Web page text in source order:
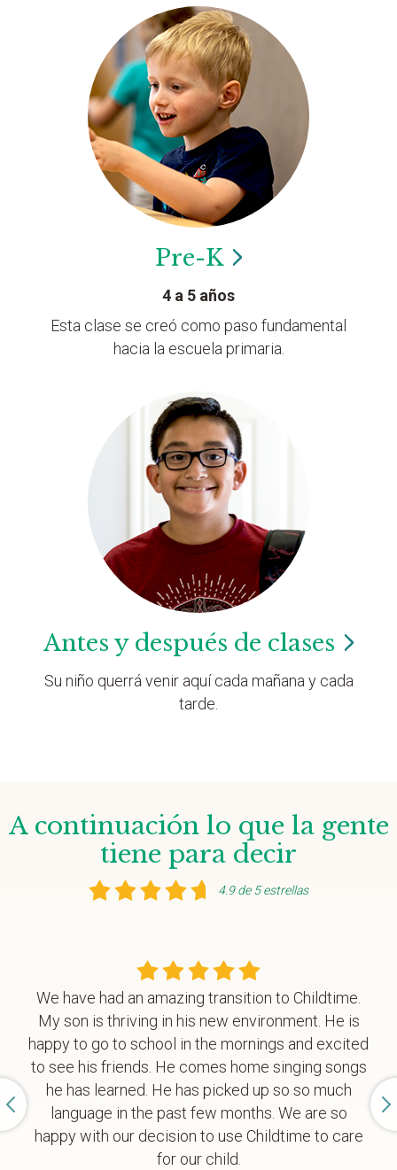
Pre-K
4 a 5 años
Esta clase se creó como paso fundamental
hacia la escuela primaria.
Antes y después de clases
Su niño querrá venir aquí cada mañana y cada
tarde.
A continuación lo que la gente
tiene para decir
4.9 de 5 estrellas
We have had an amazing transition to Childtime.
My son is thriving in his new environment. He is
happy to go to school in the mornings and excited
to see his friends. He comes home singing songs
he has learned. He has picked up so so much
language in the past few months. We are so
happy with our decision to use Childtime to care
for our child.